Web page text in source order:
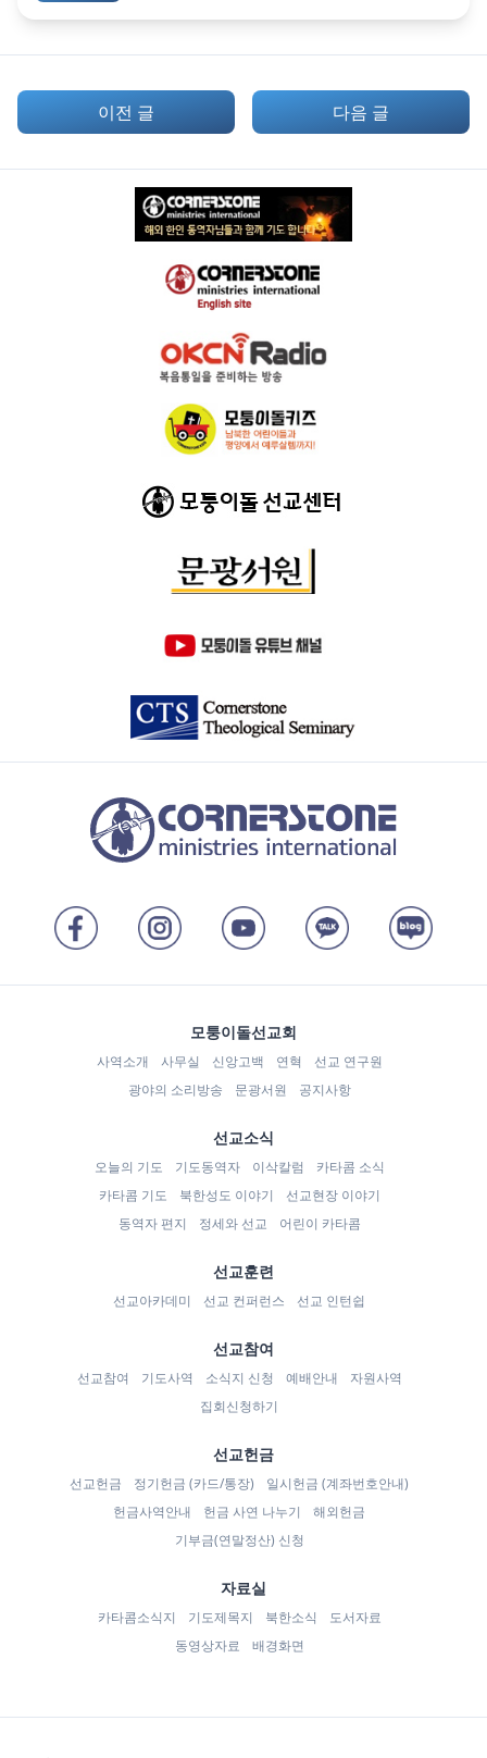
이전 글 다음 글
모퉁이돌선교회
사역소개 사무실 신앙고백 연혁
선교 연구원
광야의 소리방송
문광서원 공지사항
선교소식
오늘의 기도 기도동역자 이삭칼럼
카타콤 소식
카타콤 기도
북한성도 이야기
선교현장 이야기
동역자 편지
정세와 선교 어린이 카타콤
선교훈련
선교아카데미 선교 컨퍼런스 선교 인턴쉽
선교참여
선교참여 기도사역 소식지 신청 예배안내
자원사역
집회신청하기
선교헌금
선교헌금 정기헌금 (카드/통장)
일시헌금 (계좌번호안내)
헌금사역안내
헌금 사연 나누기
해외헌금
기부금(연말정산) 신청
자료실
카타콤소식지 기도제목지 북한소식
도서자료
동영상자료
배경화면